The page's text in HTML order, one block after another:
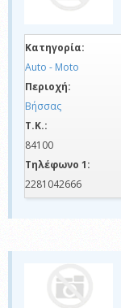
Κατηγορία:
Auto - Moto
Περιοχή:
Βήσσας
Τ.Κ.:
84100
Τηλέφωνο 1:
2281042666